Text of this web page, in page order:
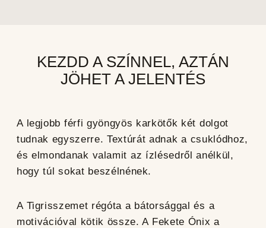
KEZDD A SZÍNNEL, AZTÁN
JÖHET A JELENTÉS
A legjobb férfi gyöngyös karkötők két dolgot
tudnak egyszerre. Textúrát adnak a csuklódhoz,
és elmondanak valamit az ízlésedről anélkül,
hogy túl sokat beszélnének.
A Tigrisszemet régóta a bátorsággal és a
motivációval kötik össze. A Fekete Ónix a